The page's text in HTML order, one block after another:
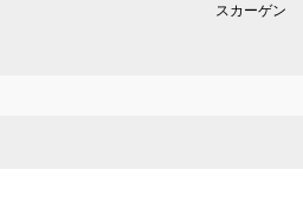
スカーゲン